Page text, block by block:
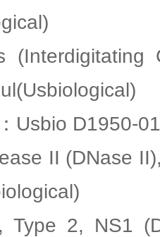
Usbio D1950-
II (DNase
Type 2, NS1